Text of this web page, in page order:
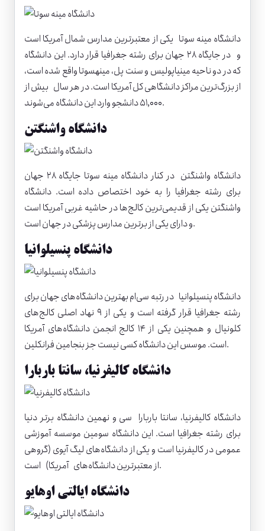
دانشگاه مینه سوتا یکی از معتبرترین مدارس شمال آمریکا است
و در جایگاه ۲۸ جهان برای رشته جغرافیا قرار دارد. این دانشگاه
که در دو ناحیه مینیاپولیس و سنت پل، مینهسوتا واقع شده است،
از بزرگ‌ترین مراکز دانشگاهی کل آمریکا است. در هر سال بیش از
۵۱,۰۰۰ دانشجو وارد این دانشگاه می‌شوند.
دانشگاه واشنگتن
دانشگاه واشنگتن
در کنار دانشگاه مینه سوتا جایگاه ۲۸ جهان
برای رشته جغرافیا را به خود اختصاص داده‌ است. دانشگاه
واشنگتن یکی از قدیمی‌ترین کالج‌ها در حاشیه غربی آمریکا است
و دارای یکی از برترین مدارس پزشکی در جهان است.
دانشگاه پنسیلوانیا
دانشگاه پنسیلوانیا در رتبه سی‌ام بهترین دانشگاه‌های جهان برای
رشته جغرافیا قرار گرفته است و یکی از ۹ نهاد اصلی کالج‌های
کلونیال و همچنین یکی از ۱۴ کالج انجمن دانشگاه‌های آمریکا
است. موسس این دانشگاه کسی نیست جز بنجامین فرانکلین.
دانشگاه کالیفرنیا، سانتا باربارا
دانشگاه کالیفرنیا، سانتا باربارا سی و نهمین دانشگاه برتر دنیا
برای رشته جغرافیا است. این دانشگاه سومین موسسه آموزشی
عمومی در کالیفرنیا است و یکی از دانشگاه‌‌های لیگ آیوی (گروهی
از معتبرترین دانشگاه‌های آمریکا) است.
دانشگاه ایالتی اوهایو